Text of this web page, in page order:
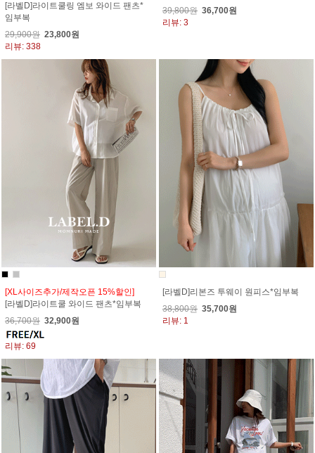
[라벨D]라이트쿨링 엠보 와이드 팬츠*
임부복
29,900원 23,800원
리뷰: 338
39,800원 36,700원
리뷰: 3
[XL사이즈추가/제작오픈 15%할인]
[라벨D]라이트쿨 와이드 팬츠*임부복
36,700원 32,900원
리뷰: 69
[라벨D]리본즈 투웨이 원피스*임부복
38,800원 35,700원
리뷰: 1